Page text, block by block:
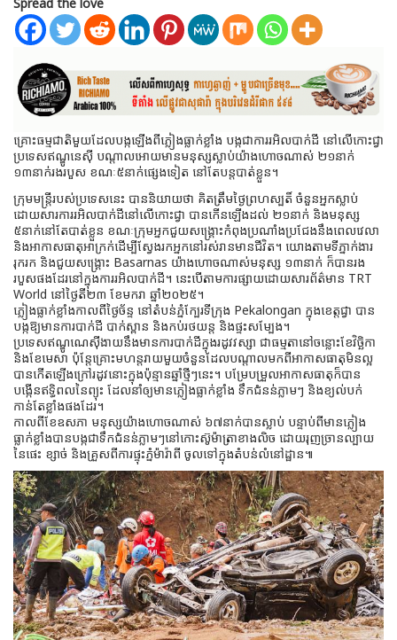
គ្រោះធម្មជាតិមួយដែលបង្កឡើងពីភ្លៀងធ្លាក់ខ្លាំង បង្កជាការរអិលបាក់ដី នៅលើកោះជ្វា
ប្រទេសឥណ្ឌូនេស៊ី បណ្តាលអោយមានមនុស្សស្លាប់យ៉ាងហោចណាស់ ២១នាក់
១៣នាក់រងរបួស ខណៈ៥នាក់ផ្សេងទៀត នៅតែបន្តបាត់ខ្លួន។
ក្រុមមន្ត្រីរបស់ប្រទេសនេះ បាននិយាយថា គិតត្រឹមថ្ងៃព្រហស្បតិ៍ ចំនួនអ្នកស្លាប់
ដោយសារការរអិលបាក់ដីនៅលើកោះជ្វា បានកើនឡើងដល់ ២១នាក់ និងមនុស្ស
៥នាក់នៅតែបាត់ខ្លួន ខណៈក្រុមអ្នកជួយសង្គ្រោះកំពុងប្រណាំងប្រជែងនឹងពេលវេលា
និងអាកាសធាតុអាក្រក់ដើម្បីស្វែងរកអ្នកនៅរស់រានមានជីវិត។ យោងតាមទីភ្នាក់ងារ
រុករក និងជួយសង្គ្រោះ Basarnas យ៉ាងហោចណាស់មនុស្ស ១៣នាក់ ក៏បានរង
របួសផងដែរនៅក្នុងការរអិលបាក់ដី។ នេះបើតាមការផ្សាយដោយសារព័ត៌មាន TRT
World នៅថ្ងៃតី២៣ ខែមករា ឆ្នាំ២០២៥។
ភ្លៀងធ្លាក់ខ្លាំងកាលពីថ្ងៃច័ន្ទ នៅតំបន់ភ្នំក្បែរទីក្រុង Pekalongan ក្នុងខេត្តជ្វា បាន
បង្កឱ្យមានការបាក់ដី បាក់ស្ពាន និងកប់រថយន្ត និងផ្ទះសម្បែង។
ប្រទេសឥណ្ឌូណេស៊ីងាយនឹងមានការបាក់ដីក្នុងរដូវវស្សា ជាធម្មតានៅចន្លោះខែវិច្ឆិកា
និងខែមេសា ប៉ុន្តែគ្រោះមហន្តរាយមួយចំនួនដែលបណ្តាលមកពីអាកាសធាតុមិនល្អ
បានកើតឡើងក្រៅរដូវនោះក្នុងប៉ុន្មានឆ្នាំថ្មីៗនេះ។ បម្រែបម្រួលអាកាសធាតុក៏បាន
បង្កើនឥទ្ធិពលនៃព្យុះ ដែលនាំឲ្យមានភ្លៀងធ្លាក់ខ្លាំង ទឹកជំនន់ភ្លាមៗ និងខ្យល់បក់
កាន់តែខ្លាំងផងដែរ។
កាលពីខែឧសភា មនុស្សយ៉ាងហោចណាស់ ៦៧នាក់បានស្លាប់ បន្ទាប់ពីមានភ្លៀង
ធ្លាក់ខ្លាំងបានបង្កជាទឹកជំនន់ភ្លាមៗនៅកោះស៊ូម៉ាត្រាខាងលិច ដោយរុញច្រានល្បាយ
នៃផេះ ខ្សាច់ និងគ្រួសពីការផ្ទុះភ្នំម៉ារ៉ាពី ចូលទៅក្នុងតំបន់លំនៅដ្ឋាន៕